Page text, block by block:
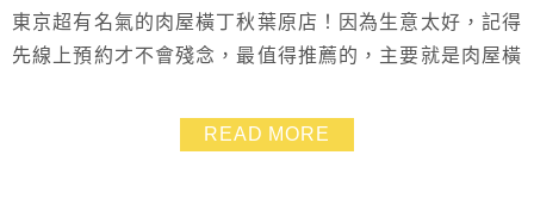
東京超有名氣的肉屋橫丁秋葉原店！因為生意太好，記得
先線上預約才不會殘念，最值得推薦的，主要就是肉屋橫
情況發生，肉肉都色澤鮮美、紋路美麗，入口後柔嫩無
比、肉香滿溢，這篇介紹秋葉原肉屋橫丁的消費和訂位方
READ MORE